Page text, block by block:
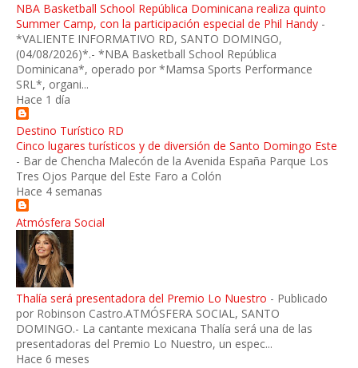
NBA Basketball School República Dominicana realiza quinto
Summer Camp, con la participación especial de Phil Handy -
*VALIENTE INFORMATIVO RD, SANTO DOMINGO,
(04/08/2026)*.- *NBA Basketball School República
Dominicana*, operado por *Mamsa Sports Performance
SRL*, organi...
Hace 1 día
Destino Turístico RD
Cinco lugares turísticos y de diversión de Santo Domingo Este
- Bar de Chencha Malecón de la Avenida España Parque Los
Tres Ojos Parque del Este Faro a Colón
Hace 4 semanas
Atmósfera Social
Thalía será presentadora del Premio Lo Nuestro - Publicado
por Robinson Castro.ATMÓSFERA SOCIAL, SANTO
DOMINGO.- La cantante mexicana Thalía será una de las
presentadoras del Premio Lo Nuestro, un espec...
Hace 6 meses